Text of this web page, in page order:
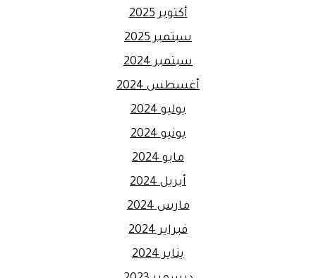
أكتوبر 2025
سبتمبر 2025
سبتمبر 2024
أغسطس 2024
يوليو 2024
يونيو 2024
مايو 2024
أبريل 2024
مارس 2024
فبراير 2024
يناير 2024